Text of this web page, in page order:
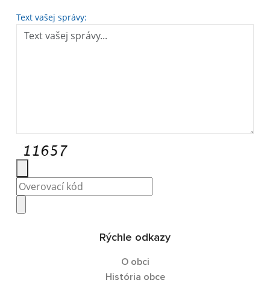
Text vašej správy:
Rýchle odkazy
O obci
História obce